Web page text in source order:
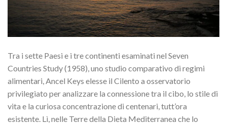
Tra i sette Paesi e i tre continenti esaminati nel Seven
Countries Study (1958), uno studio comparativo di regimi
alimentari, Ancel Keys elesse il Cilento a osservatorio
privilegiato per analizzare la connessione tra il cibo, lo stile di
vita e la curiosa concentrazione di centenari, tutt’ora
esistente. Lì, nelle Terre della Dieta Mediterranea che lo